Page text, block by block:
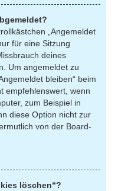
„Angemeldet
für eine Sitzung
deines
Um angemeldet zu
bleiben“ beim
empfehlenswert, wenn
zum Beispiel in
diese Option nicht zur
von der Board-
löschen“?